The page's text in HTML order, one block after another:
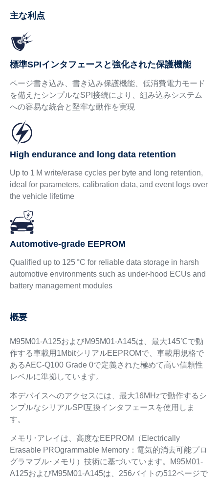
主な利点
標準SPIインタフェースと強化された保護機能
ページ書き込み、書き込み保護機能、低消費電力モード
を備えたシンプルなSPI接続により、組み込みシステム
への容易な統合と堅牢な動作を実現
High endurance and long data retention
Up to 1 M write/erase cycles per byte and long retention,
ideal for parameters, calibration data, and event logs over
the vehicle lifetime
Automotive‑grade EEPROM
Qualified up to 125 °C for reliable data storage in harsh
automotive environments such as under‑hood ECUs and
battery management modules
概要
M95M01-A125およびM95M01-A145は、最大145℃で動
作する車載用1MbitシリアルEEPROMで、車載用規格で
あるAEC-Q100 Grade 0で定義された極めて高い信頼性
レベルに準拠しています。
本デバイスへのアクセスには、最大16MHzで動作するシ
ンプルなシリアルSPI互換インタフェースを使用しま
す。
メモリ･アレイは、高度なEEPROM（Electrically
Erasable PROgrammable Memory：電気的消去可能プロ
グラマブル･メモリ）技術に基づいています。M95M01-
A125およびM95M01-A145は、256バイトの512ページで